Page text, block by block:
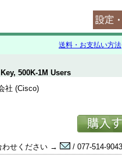
送料・お支払い方法
500K-1M Users
社 (Cisco)
わせください →
/ 077-514-